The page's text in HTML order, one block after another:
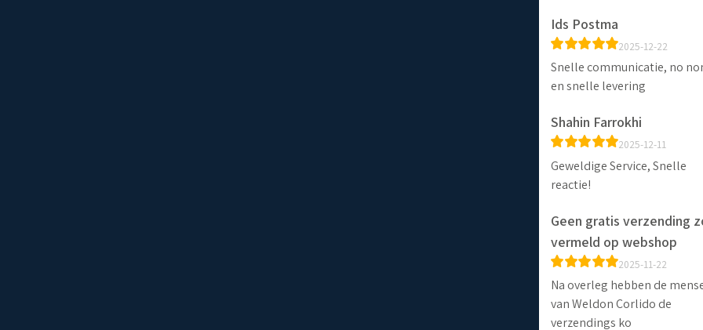
Ids Postma
2025-12-22
Snelle communicatie, no
en snelle levering
Shahin Farrokhi
2025-12-11
Geweldige Service, Snelle
reactie!
Geen gratis verzending
vermeld op webshop
2025-11-22
Na overleg hebben de
van Weldon Corlido de
verzendings ko